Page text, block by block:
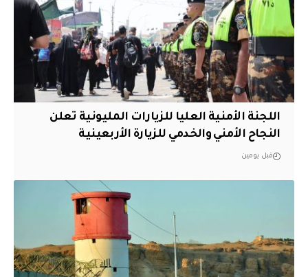
اللجنة الأمنية العليا للزيارات المليونية تعلن
النجاح الأمني والخدمي للزيارة الأربعينية
قبل يومين